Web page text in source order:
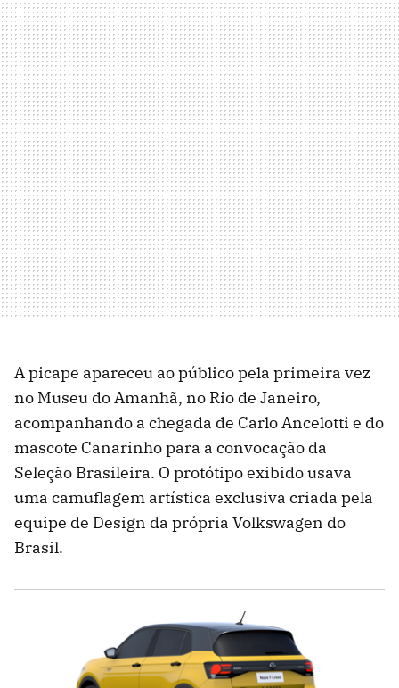
A picape apareceu ao público pela primeira vez
no Museu do Amanhã, no Rio de Janeiro,
acompanhando a chegada de Carlo Ancelotti e do
mascote Canarinho para a convocação da
Seleção Brasileira. O protótipo exibido usava
uma camuflagem artística exclusiva criada pela
equipe de Design da própria Volkswagen do
Brasil.